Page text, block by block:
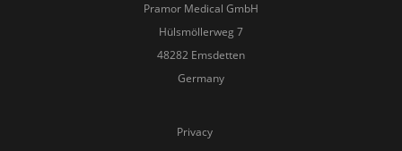
Pramor Medical GmbH
Hülsmöllerweg 7
48282 Emsdetten
Germany
Privacy